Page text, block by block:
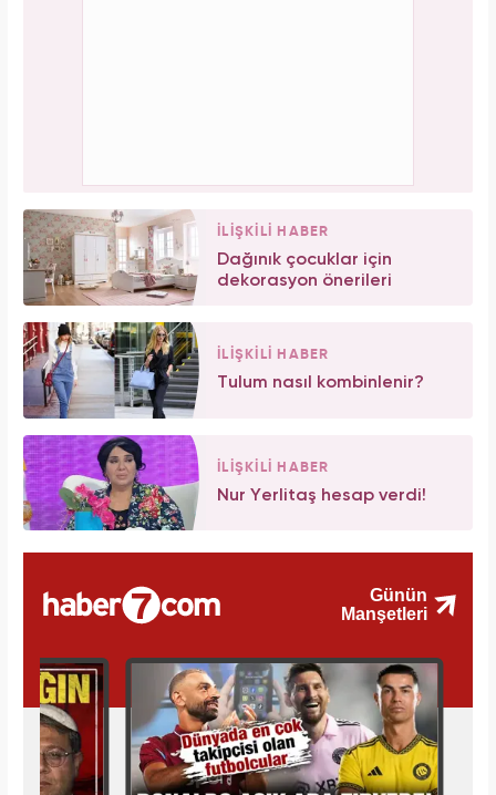
İLİŞKİLİ HABER
Dağınık çocuklar için
dekorasyon önerileri
İLİŞKİLİ HABER
Tulum nasıl kombinlenir?
İLİŞKİLİ HABER
Nur Yerlitaş hesap verdi!